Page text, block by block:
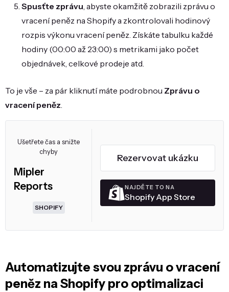
Spusťte zprávu, abyste okamžitě zobrazili zprávu o
vracení peněz na Shopify a zkontrolovali hodinový
rozpis výkonu vracení peněz. Získáte tabulku každé
hodiny (00:00 až 23:00) s metrikami jako počet
objednávek, celkové prodeje atd.
To je vše – za pár kliknutí máte podrobnou Zprávu o
vracení peněz.
Ušetřete čas a snižte
chyby
Mipler
Reports
SHOPIFY
Rezervovat ukázku
NAJDĚTE TO NA
Shopify App Store
Automatizujte svou zprávu o vracení
peněz na Shopify pro optimalizaci